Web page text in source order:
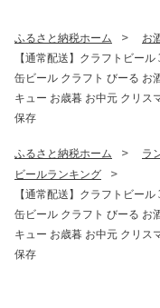
ふるさと納税ホーム お
【通常配送】クラフトビー
缶ビール クラフト びーる お
キュー お歳暮 お中元 クリス
保存
ふるさと納税ホーム ラ
ビールランキング
【通常配送】クラフトビー
缶ビール クラフト びーる お
キュー お歳暮 お中元 クリス
保存